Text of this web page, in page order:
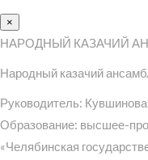
×
НАРОДНЫЙ КАЗАЧИЙ
Народный казачий
Руководитель:
Образование: высшее-
«Челябинская